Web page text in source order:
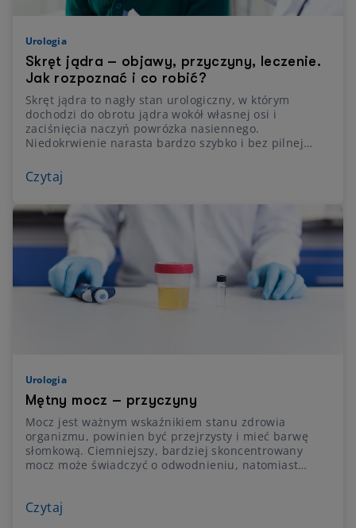
Urologia
Skręt jądra – objawy, przyczyny, leczenie.
Jak rozpoznać i co robić?
Skręt jądra to nagły stan urologiczny, w którym
dochodzi do obrotu jądra wokół własnej osi i
zaciśnięcia naczyń powrózka nasiennego.
Niedokrwienie narasta bardzo szybko i bez pilnej
uszkodzeniem, a nawet utratą jądra. Dlatego
dolegliwości pojawiają się nagle, są intensywne i
wymagający natychmiastowej pomocy chirurgicznej.
Wyjaśniamy, jak rozpoznać skręt jądra, od czego się
bierze, czym różni się od skrętu przyczepka jądra i
jak wygląda leczenie, które może uratować płodność.
Czytaj
Urologia
Mętny mocz – przyczyny
Mocz jest ważnym wskaźnikiem stanu zdrowia
organizmu, powinien być przejrzysty i mieć barwę
słomkową. Ciemniejszy, bardziej skoncentrowany
mocz może świadczyć o odwodnieniu, natomiast
mętny mocz to też oznaka toczącej się w drogach
Czytaj